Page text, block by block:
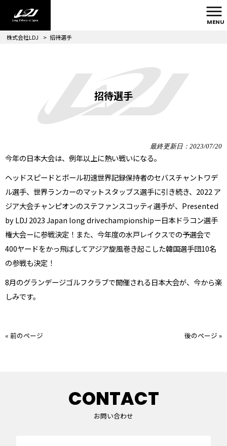
MENU
株式会社LDJ
> 招待選手
招待選手
最終更新日：2023/07/20
今年の日本大会は、例年以上に熱い戦いになる。
ヘッドスピードとボール初速世界記録保持者のセバスチャントワデ
ル選手、世界ランカーのマットスタッブス選手に引き続き、2022 ア
ジア大会チャンピオンのステファンスコッティ選手が、Presented
by LDJ 2023 Japan long drivechampionshipー日本ドラコン選手
権大会ーに参戦決定！また、今年度の水戸レイクスでの予選会で
400ヤードをかっ飛ばしてアジア旋風巻き起こした韓国選手団10名
の参戦も決定！
8月のグランデージゴルフクラブで開催される日本大会が、今から楽
しみです。
« 前のページ 後のページ »
CONTACT
お問い合わせ